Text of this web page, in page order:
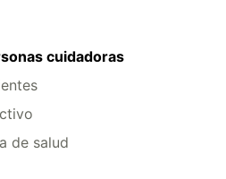
cuidadoras
de salud